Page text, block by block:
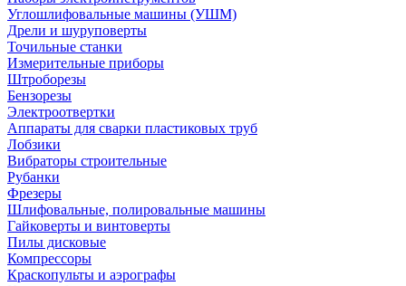
Углошлифовальные машины (УШМ)
Дрели и шуруповерты
Точильные станки
Измерительные приборы
Штроборезы
Бензорезы
Электроотвертки
Аппараты для сварки пластиковых труб
Лобзики
Вибраторы строительные
Рубанки
Фрезеры
Шлифовальные, полировальные машины
Гайковерты и винтоверты
Пилы дисковые
Компрессоры
Краскопульты и аэрографы